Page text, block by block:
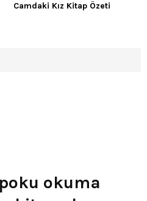
Camdaki Kız Kitap Özeti
okuma